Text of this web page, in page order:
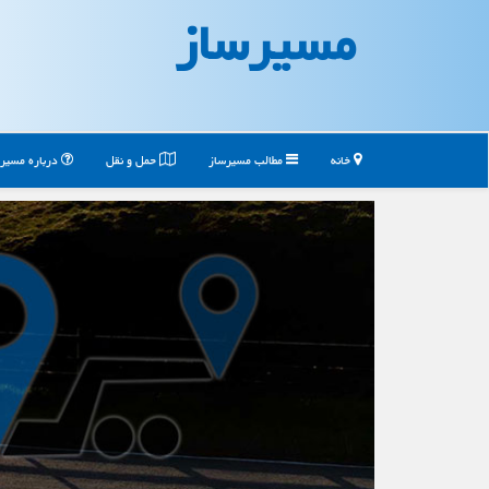
مسیرساز
خانه مطالب مسیرساز حمل و نقل درباره